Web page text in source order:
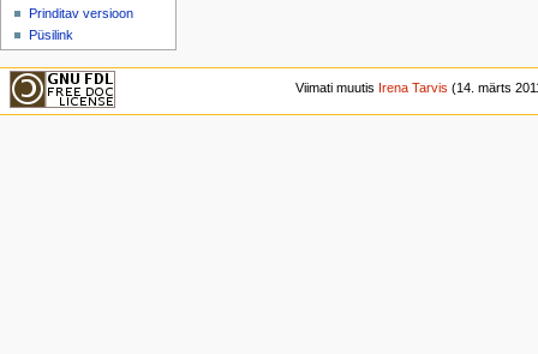
Prinditav versioon
Püsilink
Viimati muutis Irena Tarvis (14. märts